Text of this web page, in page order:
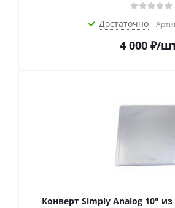
Достаточно
4 000₽/
Конверт Simply Analog 10"